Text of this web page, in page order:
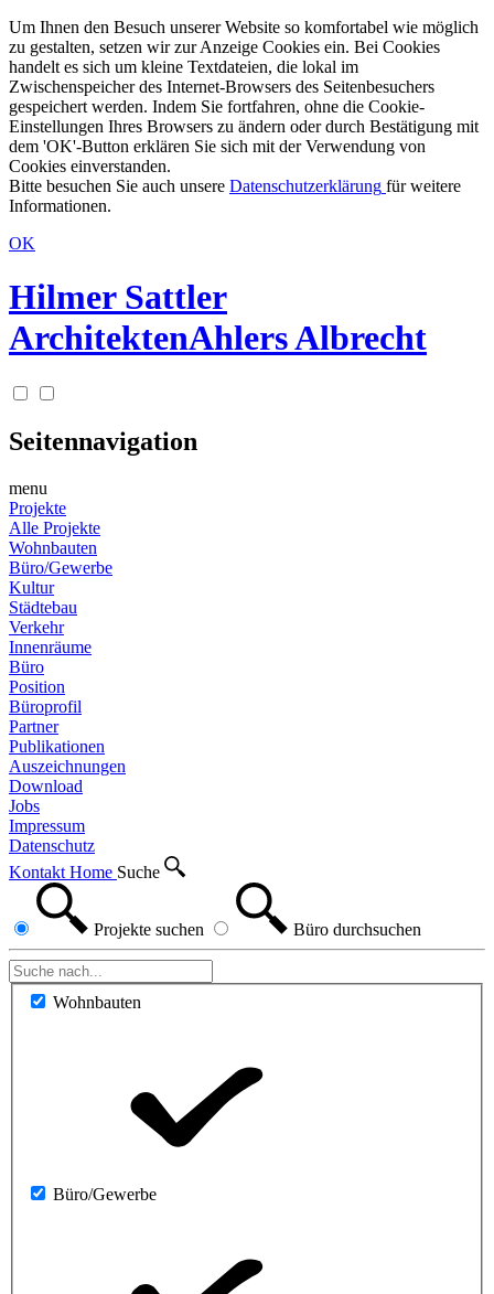
Um Ihnen den Besuch unserer Website so komfortabel wie möglich
zu gestalten, setzen wir zur Anzeige Cookies ein. Bei Cookies
handelt es sich um kleine Textdateien, die lokal im
Zwischenspeicher des Internet-Browsers des Seitenbesuchers
gespeichert werden. Indem Sie fortfahren, ohne die Cookie-
Einstellungen Ihres Browsers zu ändern oder durch Bestätigung mit
dem 'OK'-Button erklären Sie sich mit der Verwendung von
Cookies einverstanden.
Bitte besuchen Sie auch unsere Datenschutzerklärung für weitere
Informationen.
OK
Hilmer Sattler
ArchitektenAhlers Albrecht
Seitennavigation
menu
Projekte
Alle Projekte
Wohnbauten
Büro/Gewerbe
Kultur
Städtebau
Verkehr
Innenräume
Büro
Position
Büroprofil
Partner
Publikationen
Auszeichnungen
Download
Jobs
Impressum
Datenschutz
Kontakt Home Suche
Projekte suchen Büro durchsuchen
Wohnbauten
Büro/Gewerbe